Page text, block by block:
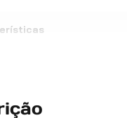
da Embalagem